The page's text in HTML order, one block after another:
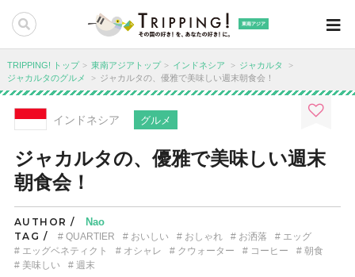
東南アジア
TRIPPING! トップ 東南アジアトップ インドネシア
ジャカルタ
ジャカルタのグルメ
ジャカルタの、優雅で美味しい週末朝食会！
インドネシア グルメ
ジャカルタの、優雅で美味しい週末
朝食会！
AUTHOR /
Nao
TAG /
QUARTIER おいしい おしゃれ お洒落
エッグ
エッグベネティクト
オシャレ クウォーター コーヒー
朝食
美味しい
週末